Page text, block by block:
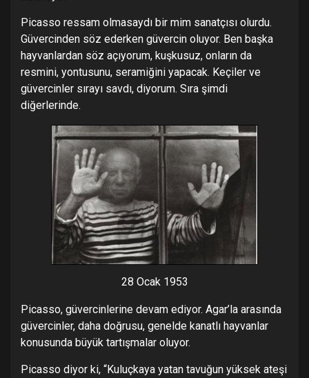
Picasso ressam olmasaydı bir mim sanatçısı olurdu.
Güvercinden söz ederken güvercin oluyor. Ben başka
hayvanlardan söz açıyorum, kuşkusuz, onların da
resmini, yontusunu, seramiğini yapacak. Keçiler ve
güvercinler sırayı savdı, diyorum. Sıra şimdi
diğerlerinde.
28 Ocak 1953
Picasso, güvercinlerine devam ediyor. Agar’la arasında
güvercinler, daha doğrusu, genelde kanatlı hayvanlar
konusunda büyük tartışmalar oluyor.
Picasso diyor ki, “Kuluçkaya yatan tavuğun yüksek ateşi